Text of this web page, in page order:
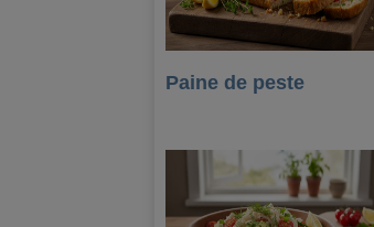
Paine de peste